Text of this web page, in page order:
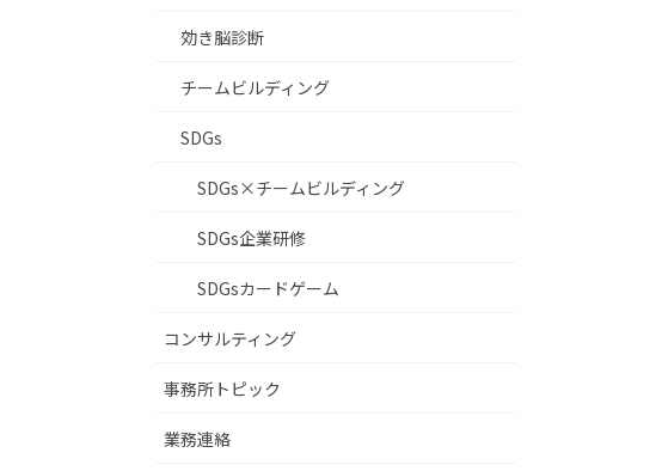
効き脳診断
チームビルディング
SDGs
SDGs×チームビルディング
SDGs企業研修
SDGsカードゲーム
コンサルティング
事務所トピック
業務連絡